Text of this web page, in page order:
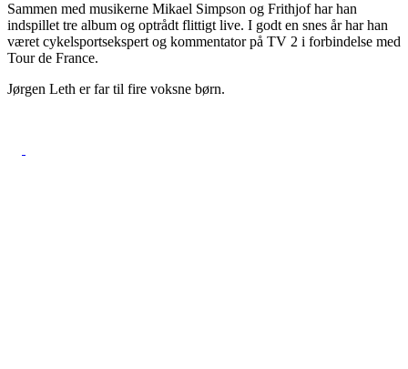
Sammen med musikerne Mikael Simpson og Frithjof har han
indspillet tre album og optrådt flittigt live. I godt en snes år har han
været cykelsportsekspert og kommentator på TV 2 i forbindelse med
Tour de France.
Jørgen Leth er far til fire voksne børn.